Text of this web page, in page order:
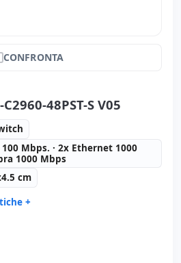
CONFRONTA
48PST-S V05
Mbps. · 2x Ethernet 1000
1000 Mbps
cm
+
100 Mbps. · 2x Ethernet
1000 Mbps.